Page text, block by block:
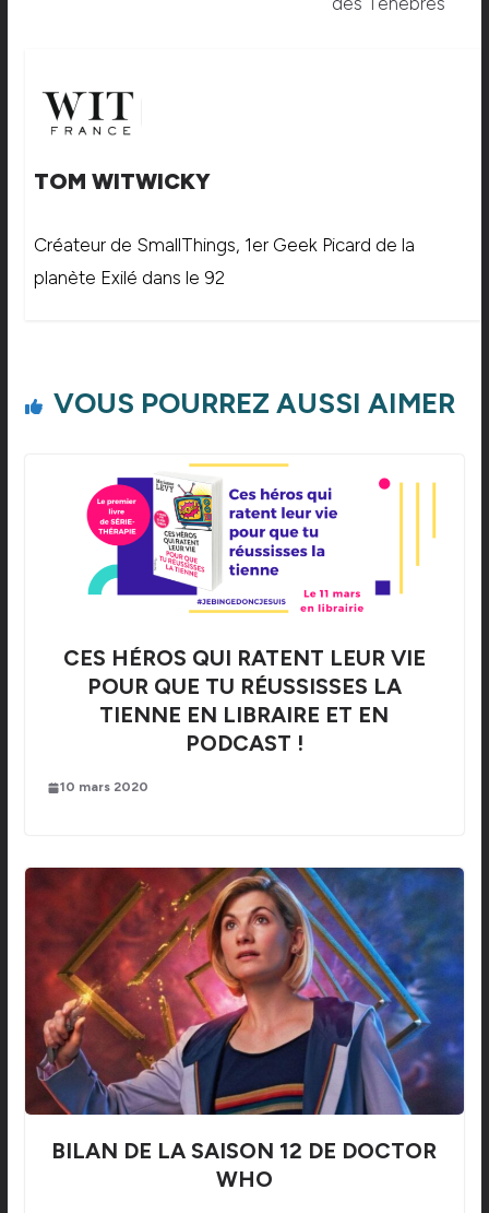
TOM WITWICKY
Créateur de SmallThings, 1er Geek Picard de la
planète Exilé dans le 92
VOUS POURREZ AUSSI AIMER
CES HÉROS QUI RATENT LEUR VIE
POUR QUE TU RÉUSSISSES LA
TIENNE EN LIBRAIRE ET EN
PODCAST !
10 mars 2020
BILAN DE LA SAISON 12 DE DOCTOR
WHO